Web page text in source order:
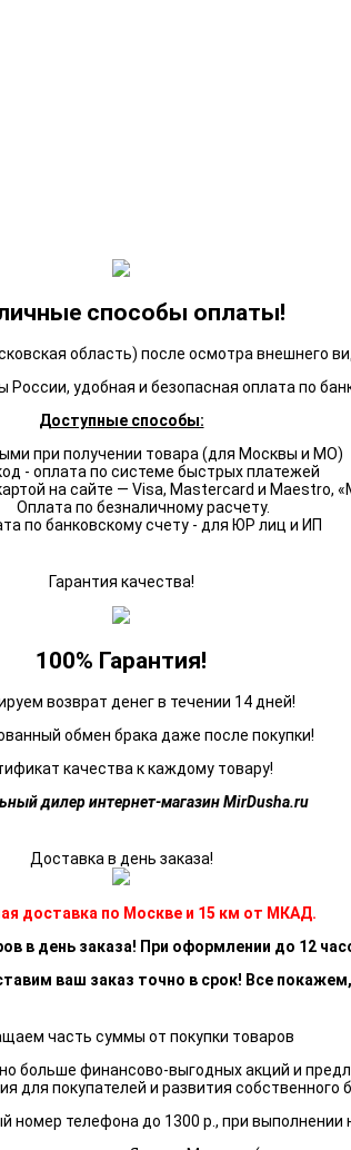
способы оплаты!
область) после осмотра внешнего
России, удобная и безопасная оплата по
Доступные способы:
при получении товара (для Москвы и МО)
- оплата по системе быстрых платежей
на сайте — Visa, Mastercard и Maestro,
Оплата по безналичному расчету.
по банковскому счету - для ЮР лиц и ИП
Гарантия качества!
100% Гарантия!
возврат денег в течении 14 дней!
обмен брака даже после покупки!
качества к каждому товару!
дилер интернет-магазин MirDusha.ru
Доставка в день заказа!
доставка по Москве и 15 км от МКАД.
в день заказа! При оформлении до 12
ваш заказ точно в срок! Все
часть суммы от покупки товаров
больше финансово-выгодных акций и
для покупателей и развития
телефона до 1300 р., при выполнении